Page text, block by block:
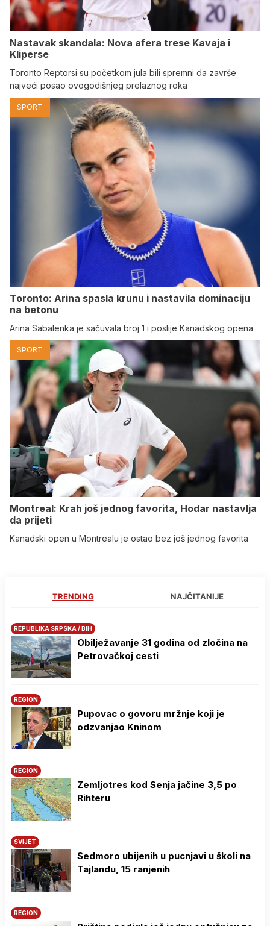
Nastavak skandala: Nova afera trese Kavaja i
Kliperse
Toronto Reptorsi su početkom jula bili spremni da završe
najveći posao ovogodišnjeg prelaznog roka
SPORT
Toronto: Arina spasla krunu i nastavila dominaciju
na betonu
Arina Sabalenka je sačuvala broj 1 i poslije Kanadskog opena
SPORT
Montreal: Krah još jednog favorita, Hodar nastavlja
da prijeti
Kanadski open u Montrealu je ostao bez još jednog favorita
TRENDING NAJČITANIJE
REPUBLIKA SRPSKA / BIH
Obilježavanje 31 godina od zločina na
Petrovačkoj cesti
REGION
Pupovac o govoru mržnje koji je
odzvanjao Kninom
REGION
Zemljotres kod Senja jačine 3,5 po
Rihteru
SVIJET
Sedmoro ubijenih u pucnjavi u školi na
Tajlandu, 15 ranjenih
REGION